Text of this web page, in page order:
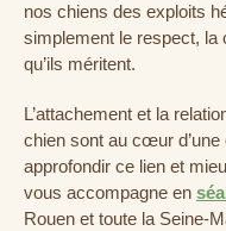
nos chiens des exploits
simplement le respect, la
qu’ils méritent.
L’attachement et la
chien sont au cœur
approfondir ce lien et
vous accompagne en
Rouen et toute la Seine-